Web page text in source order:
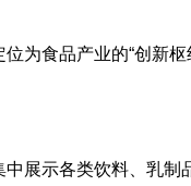
位为食品产业的“创新
展示各类饮料、乳制